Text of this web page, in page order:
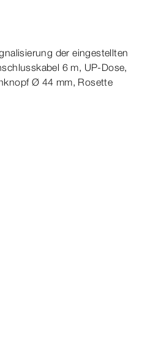
der eingestellten
6 m, UP-​Dose,
Ø 44 mm, Rosette